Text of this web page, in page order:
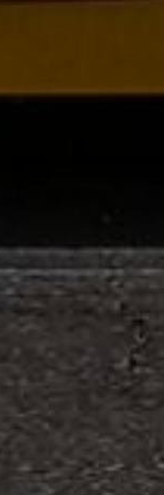
genom
i
uthyrning och
containersektorn